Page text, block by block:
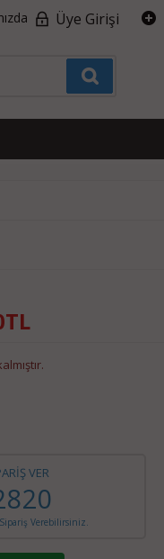
Üye Girişi
TL
VER
Verebilirsiniz.